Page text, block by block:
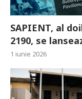
SAPIENT, al
2190, se
1 iunie 2026